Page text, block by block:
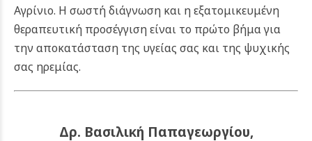
Αγρίνιο. Η σωστή διάγνωση και η εξατομικευμένη
θεραπευτική προσέγγιση είναι το πρώτο βήμα για
την αποκατάσταση της υγείας σας και της ψυχικής
σας ηρεμίας.
Δρ. Βασιλική Παπαγεωργίου,